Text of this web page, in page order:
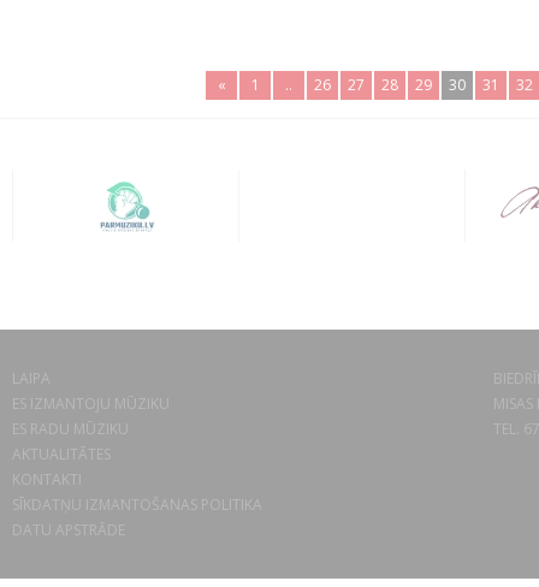
« 1 .. 26 27 28 29 30 31 32
LAIPA
ES IZMANTOJU MŪZIKU
ES RADU MŪZIKU
AKTUALITĀTES
KONTAKTI
SĪKDATŅU IZMANTOŠANAS POLITIKA
DATU APSTRĀDE
TEL.